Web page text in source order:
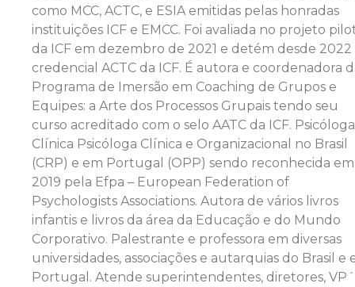
como MCC, ACTC, e ESIA emitidas pelas honradas
instituições ICF e EMCC. Foi avaliada no projeto
da ICF em dezembro de 2021 e detém desde 2022
credencial ACTC da ICF. É autora e coordenadora
Programa de Imersão em Coaching de Grupos e
Equipes: a Arte dos Processos Grupais tendo seu
curso acreditado com o selo AATC da ICF. Psicóloga
Clínica Psicóloga Clínica e Organizacional no Brasil
(CRP) e em Portugal (OPP) sendo reconhecida em
2019 pela Efpa – European Federation of
Psychologists Associations. Autora de vários livros
infantis e livros da área da Educação e do Mundo
Corporativo. Palestrante e professora em diversas
universidades, associações e autarquias do Brasil e
Portugal. Atende superintendentes, diretores,